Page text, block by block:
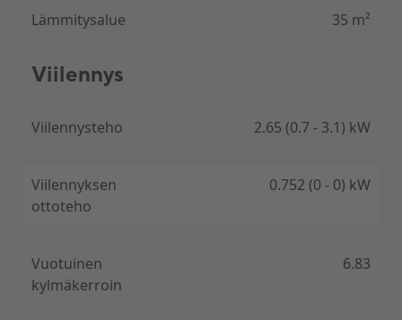
FLIXX SKADI sisaldab spetsiaalset C-vitamiini
allergeene ja halbu lõhnu.
Seadmel on sisseehitatud WiFi, mis võimaldab
juhtimist läbi äpi. Lisaks töötab iFeel funktsioon
Lämmitysalue 35 m²
Viilennys
Viilennysteho 2.65 (0.7 - 3.1) kW
Viilennyksen
ottoteho
0.752 (0 - 0) kW
Vuotuinen
kylmäkerroin
6.83